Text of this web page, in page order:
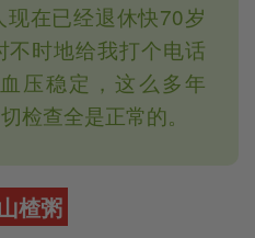
在已经退休快70岁
不时地给我打个电话
压稳定，这么多年
检查全是正常的。
楂粥